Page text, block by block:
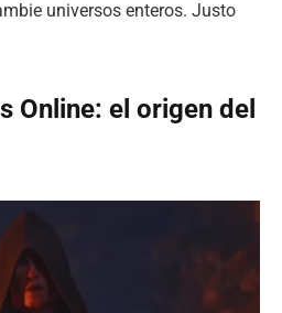
universos enteros. Justo
Online: el origen del